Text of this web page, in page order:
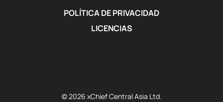
POLÍTICA DE PRIVACIDAD
LICENCIAS
© 2026 xChief Central Asia Ltd.